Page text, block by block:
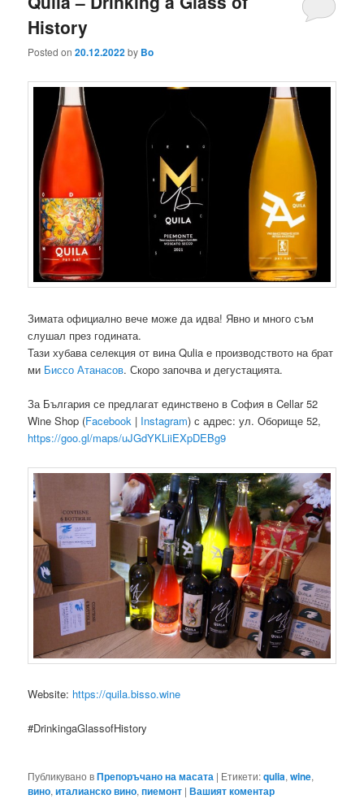
History
Posted on20.12.2022by Bo
Зимата официално вече може да идва! Явно и много съм
слушал през годината.
Тази хубава селекция от вина Qulia е производството на брат
ми Биссо Атанасов. Скоро започва и дегустацията.
За България се предлагат единствено в София в Cellar 52
Wine Shop (Facebook | Instagram) с адрес: ул. Оборище 52,
https://goo.gl/maps/uJGdYKLiiEXpDEBg9
Website: https://quila.bisso.wine
#DrinkingaGlassofHistory
Публикувано вПрепоръчано на масата | Етикети:qulia,wine,
вино,италианско вино,пиемонт |Вашият коментар